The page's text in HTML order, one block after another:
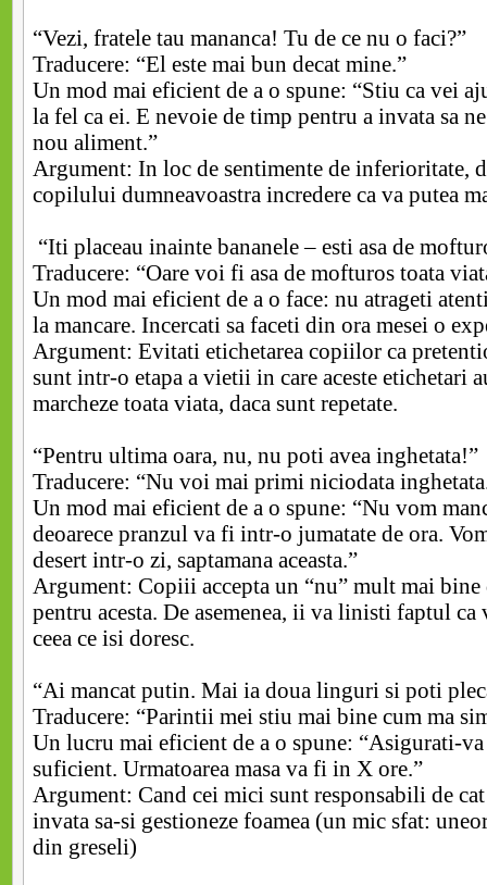
“Vezi, fratele tau mananca! Tu de ce nu o faci?”
Traducere: “El este mai bun decat mine.”
Un mod mai eficient de a o spune: “Stiu ca vei
la fel ca ei. E nevoie de timp pentru a invata sa
nou aliment.”
Argument: In loc de sentimente de inferioritate,
copilului dumneavoastra incredere ca va putea
“Iti placeau inainte bananele – esti asa de
Traducere: “Oare voi fi asa de mofturos toata
Un mod mai eficient de a o face: nu atrageti
la mancare. Incercati sa faceti din ora mesei o
Argument: Evitati etichetarea copiilor ca
sunt intr-o etapa a vietii in care aceste etichetari
marcheze toata viata, daca sunt repetate.
“Pentru ultima oara, nu, nu poti avea inghetata!”
Traducere: “Nu voi mai primi niciodata
Un mod mai eficient de a o spune: “Nu vom
deoarece pranzul va fi intr-o jumatate de ora.
desert intr-o zi, saptamana aceasta.”
Argument: Copiii accepta un “nu” mult mai
pentru acesta. De asemenea, ii va linisti faptul
ceea ce isi doresc.
“Ai mancat putin. Mai ia doua linguri si poti
Traducere: “Parintii mei stiu mai bine cum ma
Un lucru mai eficient de a o spune: “Asigurati-va
suficient. Urmatoarea masa va fi in X ore.”
Argument: Cand cei mici sunt responsabili de
invata sa-si gestioneze foamea (un mic sfat:
din greseli)